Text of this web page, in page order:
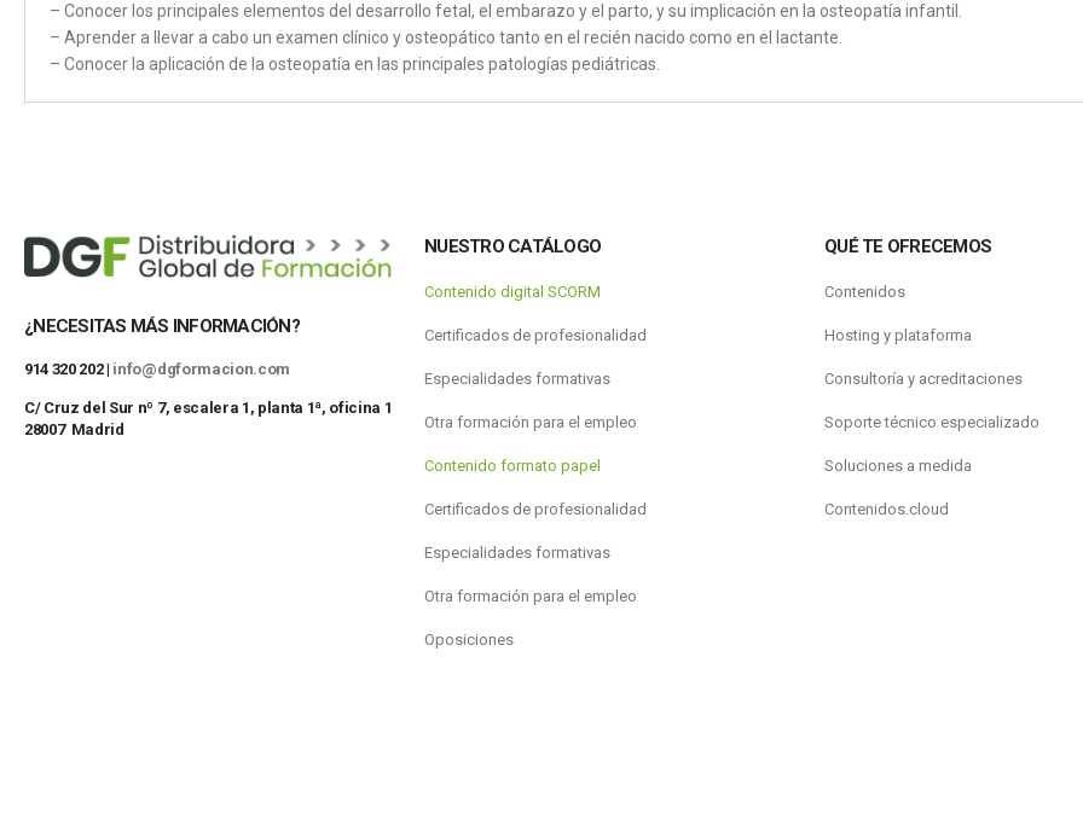
– Conocer los principales elementos del desarrollo fetal, el embarazo y el parto, y su implicación en la osteopatía infantil.
– Aprender a llevar a cabo un examen clínico y osteopático tanto en el recién nacido como en el lactante.
– Conocer la aplicación de la osteopatía en las principales patologías pediátricas.
¿NECESITAS MÁS INFORMACIÓN?
914 320 202 | info@dgformacion.com
C/ Cruz del Sur nº 7, escalera 1, planta 1ª, oficina 1
28007 Madrid
NUESTRO CATÁLOGO
Contenido digital SCORM
Certificados de profesionalidad
Especialidades formativas
Otra formación para el empleo
Contenido formato papel
Certificados de profesionalidad
Especialidades formativas
Otra formación para el empleo
Oposiciones
QUÉ TE OFRECEMOS
Contenidos
Hosting y plataforma
Consultoría y acreditaciones
Soporte técnico especializado
Soluciones a medida
Contenidos.cloud